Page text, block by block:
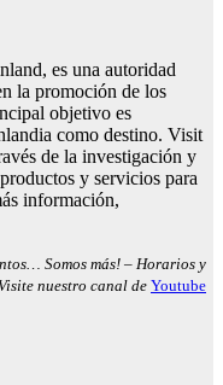
es una autoridad
la promoción de los
objetivo es
como destino. Visit
de la investigación y
y servicios para
información,
Somos más! – Horarios y
nuestro canal de Youtube